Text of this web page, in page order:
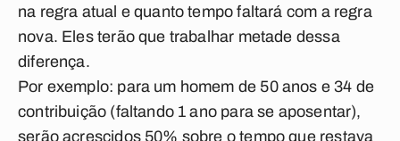
na regra atual e quanto tempo faltará com a regra
nova. Eles terão que trabalhar metade dessa
diferença.
Por exemplo: para um homem de 50 anos e 34 de
contribuição (faltando 1 ano para se aposentar),
serão acrescidos 50% sobre o tempo que restava